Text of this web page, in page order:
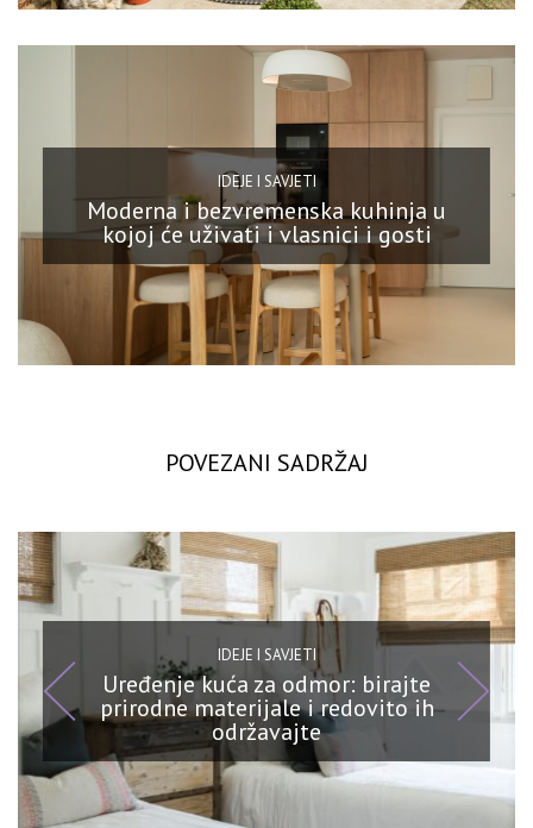
IDEJE I SAVJETI
Moderna i bezvremenska kuhinja u
kojoj će uživati i vlasnici i gosti
POVEZANI SADRŽAJ
IDEJE I SAVJETI
Uređenje kuća za odmor: birajte
prirodne materijale i redovito ih
održavajte